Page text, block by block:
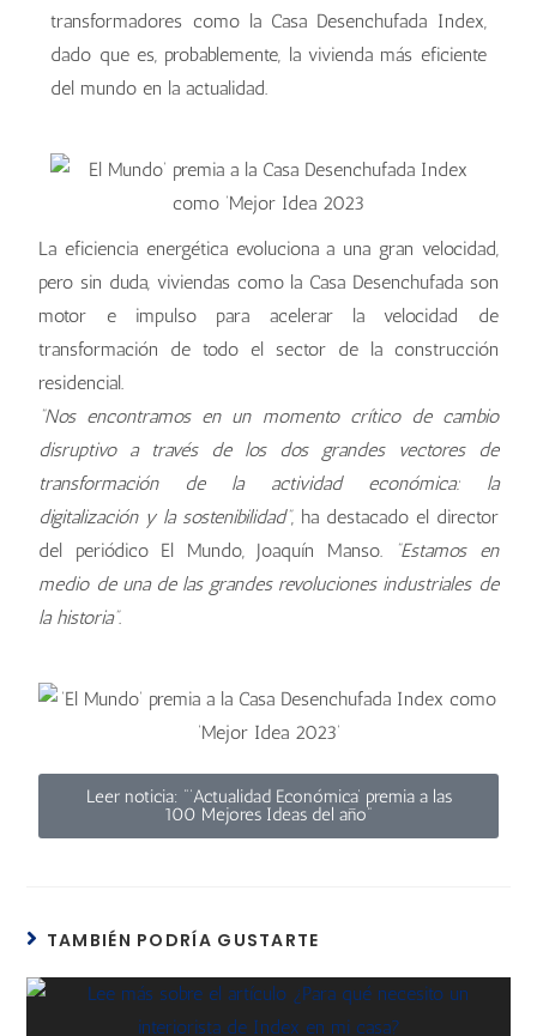
transformadores como la Casa Desenchufada Index,
dado que es, probablemente, la vivienda más eficiente
del mundo en la actualidad.
La eficiencia energética evoluciona a una gran velocidad,
pero sin duda, viviendas como la Casa Desenchufada son
motor e impulso para acelerar la velocidad de
transformación de todo el sector de la construcción
residencial.
“Nos encontramos en un momento crítico de cambio
disruptivo a través de los dos grandes vectores de
transformación de la actividad económica: la
digitalización y la sostenibilidad”, ha destacado el director
del periódico El Mundo, Joaquín Manso.
“Estamos en
medio de una de las grandes revoluciones industriales de
la historia”.
Leer noticia: “‘Actualidad Económica’ premia a las
100 Mejores Ideas del año”
TAMBIÉN PODRÍA GUSTARTE